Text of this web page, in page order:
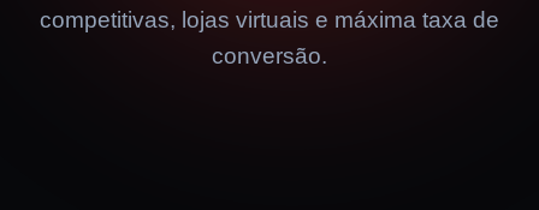
competitivas, lojas virtuais e máxima taxa de
conversão.